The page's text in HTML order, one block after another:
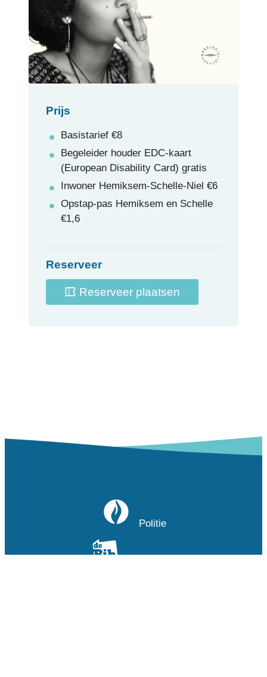
Prijs
Basistarief €8
Begeleider houder EDC-kaart
(European Disability Card) gratis
Inwoner Hemiksem-Schelle-Niel €6
Opstap-pas Hemiksem en Schelle
€1,6
Reserveer
Reserveer plaatsen
Politie